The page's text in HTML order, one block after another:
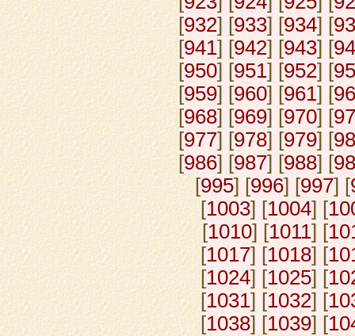
[932] [933] [934] [
[941] [942] [943] [
[950] [951] [952] [
[959] [960] [961] [
[968] [969] [970] [
[977] [978] [979] [
[986] [987] [988] [
[995] [996] [997] [
[1003] [1004] [
[1010] [1011] [
[1017] [1018] [
[1024] [1025] [
[1031] [1032] [
[1038] [1039] [